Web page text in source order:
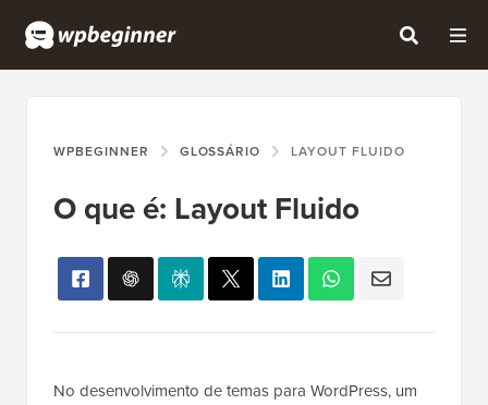
WPBEGINNER GLOSSÁRIO LAYOUT FLUIDO
O que é: Layout Fluido
No desenvolvimento de temas para WordPress, um